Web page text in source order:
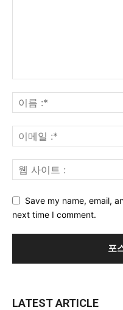
Save my name, email,
next time I comment.
LATEST ARTICLE